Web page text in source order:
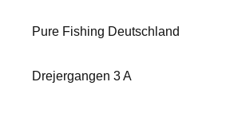
Pure Fishing Deutschland
Drejergangen 3 A